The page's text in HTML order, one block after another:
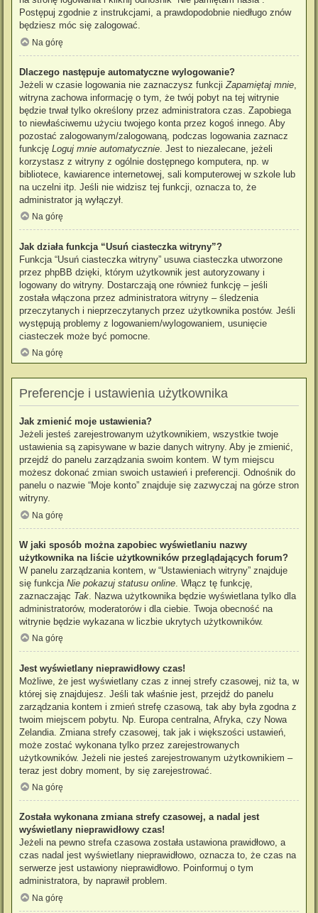
Postępuj zgodnie z instrukcjami, a prawdopodobnie niedługo znów
będziesz móc się zalogować.
Na górę
Dlaczego następuje automatyczne wylogowanie?
Jeżeli w czasie logowania nie zaznaczysz funkcji Zapamiętaj mnie
witryna zachowa informację o tym, że twój pobyt na tej witrynie
będzie trwał tylko określony przez administratora czas. Zapobiega
to niewłaściwemu użyciu twojego konta przez kogoś innego. Aby
pozostać zalogowanym/zalogowaną, podczas logowania zaznacz
funkcję Loguj mnie automatycznie . Jest to niezalecane, jeżeli
korzystasz z witryny z ogólnie dostępnego komputera, np. w
bibliotece, kawiarence internetowej, sali komputerowej w szkole lub
na uczelni itp. Jeśli nie widzisz tej funkcji, oznacza to, że
administrator ją wyłączył.
Na górę
Jak działa funkcja “Usuń ciasteczka witryny”?
Funkcja “Usuń ciasteczka witryny” usuwa ciasteczka utworzone
przez phpBB dzięki, którym użytkownik jest autoryzowany i
logowany do witryny. Dostarczają one również funkcję – jeśli
została włączona przez administratora witryny – śledzenia
przeczytanych i nieprzeczytanych przez użytkownika postów. Jeśli
występują problemy z logowaniem/wylogowaniem, usunięcie
ciasteczek może być pomocne.
Na górę
Preferencje i ustawienia użytkownika
Jak zmienić moje ustawienia?
Jeżeli jesteś zarejestrowanym użytkownikiem, wszystkie twoje
ustawienia są zapisywane w bazie danych witryny. Aby je zmienić,
przejdź do panelu zarządzania swoim kontem. W tym miejscu
możesz dokonać zmian swoich ustawień i preferencji. Odnośnik do
panelu o nazwie “Moje konto” znajduje się zazwyczaj na górze stron
witryny.
Na górę
W jaki sposób można zapobiec wyświetlaniu nazwy
użytkownika na liście użytkowników przeglądających forum?
W panelu zarządzania kontem, w “Ustawieniach witryny” znajduje
się funkcja Nie pokazuj statusu online . Włącz tę funkcję,
zaznaczając Tak . Nazwa użytkownika będzie wyświetlana tylko dla
administratorów, moderatorów i dla ciebie. Twoja obecność na
witrynie będzie wykazana w liczbie ukrytych użytkowników.
Na górę
Jest wyświetlany nieprawidłowy czas!
Możliwe, że jest wyświetlany czas z innej strefy czasowej, niż ta, w
której się znajdujesz. Jeśli tak właśnie jest, przejdź do panelu
zarządzania kontem i zmień strefę czasową, tak aby była zgodna z
twoim miejscem pobytu. Np. Europa centralna, Afryka, czy Nowa
Zelandia. Zmiana strefy czasowej, tak jak i większości ustawień,
może zostać wykonana tylko przez zarejestrowanych
użytkowników. Jeżeli nie jesteś zarejestrowanym użytkownikiem –
teraz jest dobry moment, by się zarejestrować.
Na górę
Została wykonana zmiana strefy czasowej, a nadal jest
wyświetlany nieprawidłowy czas!
Jeżeli na pewno strefa czasowa została ustawiona prawidłowo, a
czas nadal jest wyświetlany nieprawidłowo, oznacza to, że czas na
serwerze jest ustawiony nieprawidłowo. Poinformuj o tym
administratora, by naprawił problem.
Na górę